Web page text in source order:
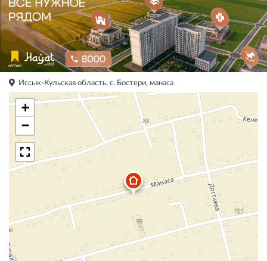
Иссык-Кульская область, с. Бостери, манаса
+
−